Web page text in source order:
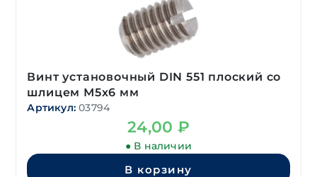
Винт установочный DIN 551 плоский со
шлицем М5х6 мм
Артикул: 03794
24,00 ₽
● В наличии
В корзину